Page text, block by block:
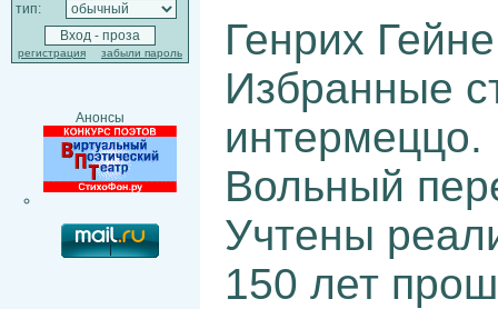
тип:
регистрация забыли пароль
Анонсы
Генрих
Избранные
интермеццо.
Вольный
Учтены
150 лет